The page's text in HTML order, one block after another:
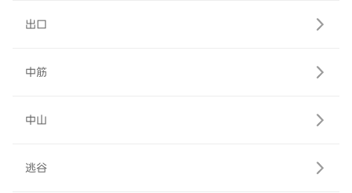
出口
中筋
中山
逃谷